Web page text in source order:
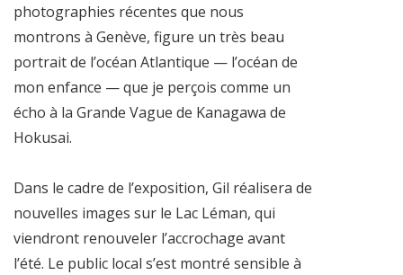
photographies récentes que nous
montrons à Genève, figure un très beau
portrait de l’océan Atlantique — l’océan de
mon enfance — que je perçois comme un
écho à la Grande Vague de Kanagawa de
Hokusai.
Dans le cadre de l’exposition, Gil réalisera de
nouvelles images sur le Lac Léman, qui
viendront renouveler l’accrochage avant
l’été. Le public local s’est montré sensible à